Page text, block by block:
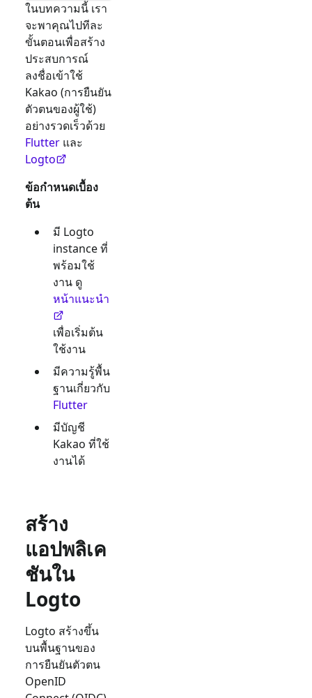
ในบทความนี้ เรา
จะพาคุณไปทีละ
ขั้นตอนเพื่อสร้าง
ประสบการณ์
ลงชื่อเข้าใช้
Kakao (การยืนยัน
ตัวตนของผู้ใช้)
อย่างรวดเร็วด้วย
Flutter และ
Logto
ข้อกำหนดเบื้อง
ต้น
มี Logto
instance ที่
พร้อมใช้
งาน ดู
หน้าแนะนำ
เพื่อเริ่มต้น
ใช้งาน
มีความรู้พื้น
ฐานเกี่ยวกับ
Flutter
มีบัญชี
Kakao ที่ใช้
งานได้
สร้าง
แอปพลิเค
ชันใน
Logto
Logto สร้างขึ้น
บนพื้นฐานของ
การยืนยันตัวตน
OpenID